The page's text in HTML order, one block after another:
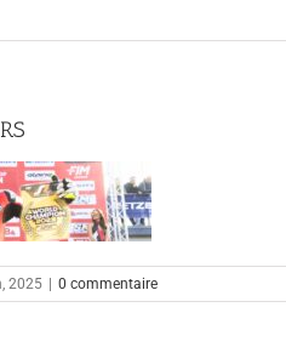
2025 0 commentaire